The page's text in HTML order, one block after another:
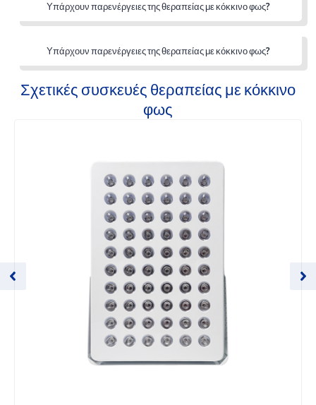
Υπάρχουν παρενέργειες της θεραπείας με κόκκινο φως?
Υπάρχουν παρενέργειες της θεραπείας με κόκκινο φως?
Σχετικές συσκευές θεραπείας με κόκκινο
φως